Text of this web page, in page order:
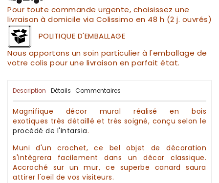
Pour toute commande urgente, choisissez une
livraison à domicile via Colissimo en 48 h (2 j. ouvrés)
POLITIQUE D'EMBALLAGE
Nous apportons un soin particulier à l'emballage de
votre colis pour une livraison en parfait état.
Description Détails Commentaires
Magnifique décor mural réalisé en bois
exotiques très détaillé et très soigné, conçu selon le
procédé de l'intarsia.
Muni d'un crochet, ce bel objet de décoration
s'intègrera facilement dans undécor classique.
Accroché sur un mur, ce superbe canard saura
attirer l'oeil de vos visiteurs.